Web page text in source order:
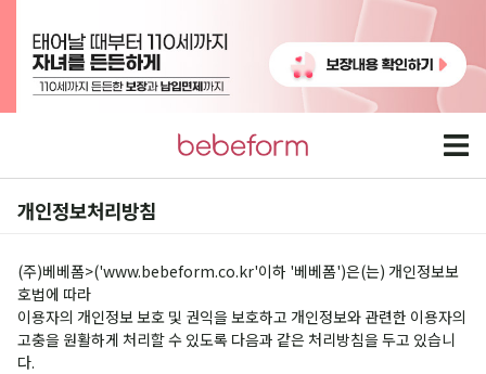
개인정보처리방침
(주)베베폼>('www.bebeform.co.kr'이하 '베베폼')은(는) 개인정보보
호법에 따라
이용자의 개인정보 보호 및 권익을 보호하고 개인정보와 관련한 이용자의
고충을 원활하게 처리할 수 있도록 다음과 같은 처리방침을 두고 있습니
다.